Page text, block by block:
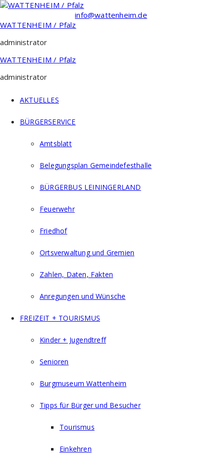
Zum
springen
info@wattenheim.de
WATTENHEIM / Pfalz
administrator
WATTENHEIM / Pfalz
administrator
AKTUELLES
BÜRGERSERVICE
Amtsblatt
Belegungsplan Gemeindefesthalle
BÜRGERBUS LEININGERLAND
Feuerwehr
Friedhof
Ortsverwaltung und Gremien
Zahlen, Daten, Fakten
Anregungen und Wünsche
FREIZEIT + TOURISMUS
Kinder + Jugendtreff
Senioren
Burgmuseum Wattenheim
Tipps für Bürger und Besucher
Tourismus
Einkehren